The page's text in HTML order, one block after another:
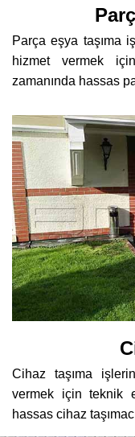
Parça eşya taşıma
hizmet vermek
zamanında hassas
Cihaz taşıma
vermek için teknik
hassas cihaz